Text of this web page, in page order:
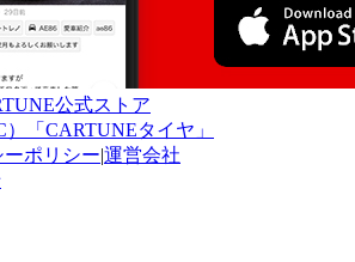
公式ストア
「CARTUNEタイヤ」
ポリシー|運営会社